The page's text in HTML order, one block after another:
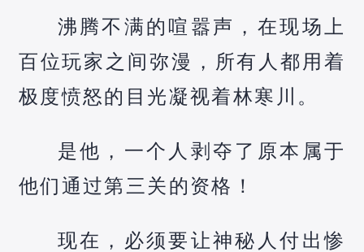
沸腾不满的喧嚣声，在现场上
百位玩家之间弥漫，所有人都用着
极度愤怒的目光凝视着林寒川。
是他，一个人剥夺了原本属于
他们通过第三关的资格！
现在，必须要让神秘人付出惨